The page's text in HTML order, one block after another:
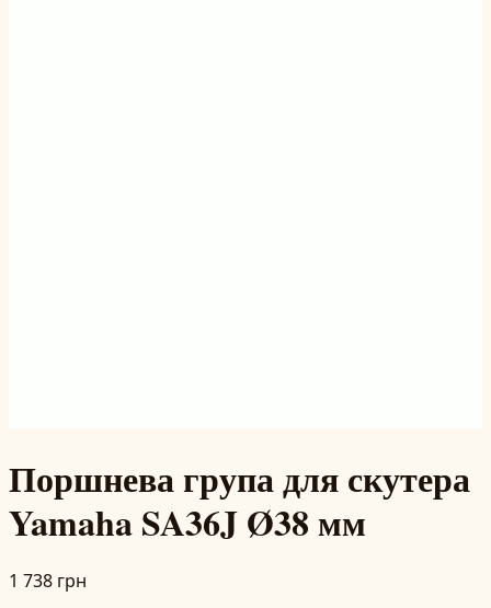
Поршнева група для скутера
Yamaha SA36J Ø38 мм
1 738 грн